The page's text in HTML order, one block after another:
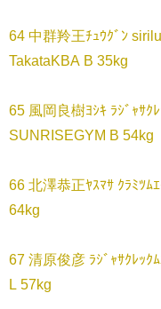
64 中群羚王ﾁｭｳｸﾞﾝ
TakataKBA B 35kg
65 風岡良樹ﾖｼｷ ﾗｼﾞｬｻｸ
SUNRISEGYM B 54kg
66 北澤恭正ﾔｽﾏｻ ｸﾗﾐﾂﾑ
64kg
67 清原俊彦 ﾗｼﾞｬｻｸﾚｯｸ
L 57kg